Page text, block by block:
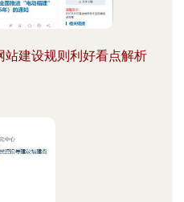
站建设规则利好看点解析